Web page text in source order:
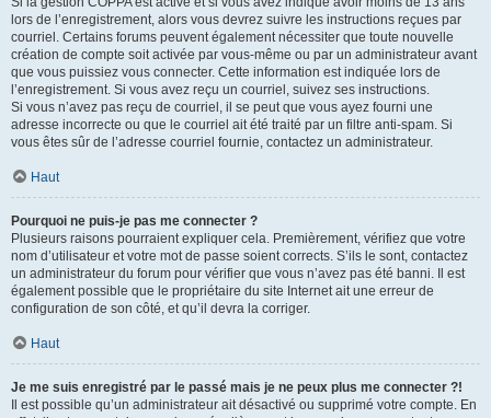
lors de l’enregistrement, alors vous devrez suivre les instructions reçues par
courriel. Certains forums peuvent également nécessiter que toute nouvelle
création de compte soit activée par vous-même ou par un administrateur avant
que vous puissiez vous connecter. Cette information est indiquée lors de
l’enregistrement. Si vous avez reçu un courriel, suivez ses instructions.
Si vous n’avez pas reçu de courriel, il se peut que vous ayez fourni une
adresse incorrecte ou que le courriel ait été traité par un filtre anti-spam. Si
vous êtes sûr de l’adresse courriel fournie, contactez un administrateur.
Haut
Pourquoi ne puis-je pas me connecter ?
Plusieurs raisons pourraient expliquer cela. Premièrement, vérifiez que votre
nom d’utilisateur et votre mot de passe soient corrects. S’ils le sont, contactez
un administrateur du forum pour vérifier que vous n’avez pas été banni. Il est
également possible que le propriétaire du site Internet ait une erreur de
configuration de son côté, et qu’il devra la corriger.
Haut
Je me suis enregistré par le passé mais je ne peux plus me connecter ?!
Il est possible qu’un administrateur ait désactivé ou supprimé votre compte. En